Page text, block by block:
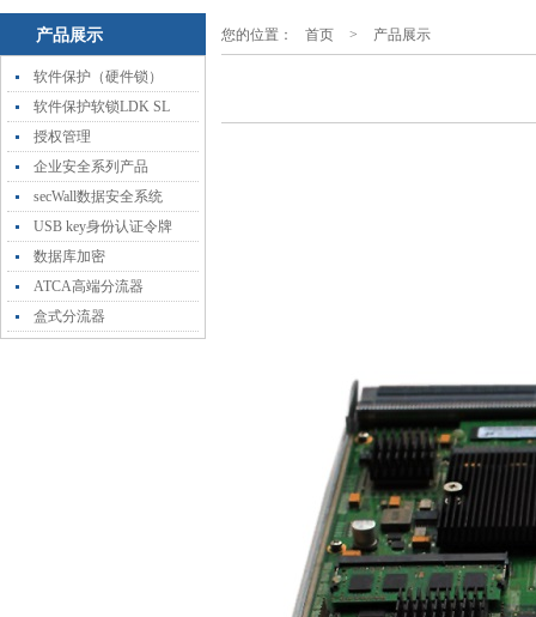
产品展示
软件保护（硬件锁）
软件保护软锁LDK SL
授权管理
企业安全系列产品
secWall数据安全系统
USB key身份认证令牌
数据库加密
ATCA高端分流器
盒式分流器
您的位置： 首页 > 产品展示